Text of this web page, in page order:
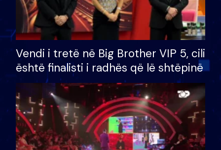
Vendi i tretë në Big Brother VIP 5, cili
është finalisti i radhës që lë shtëpinë